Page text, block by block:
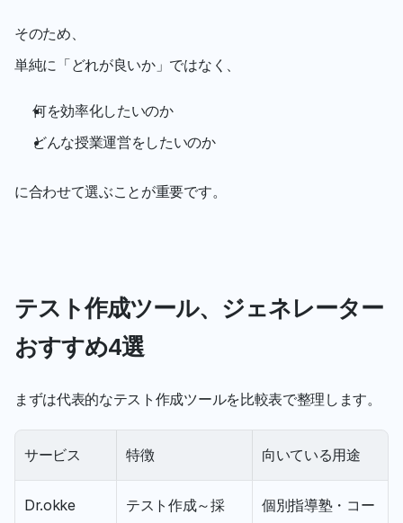
そのため、
単純に「どれが良いか」ではなく、
何を効率化したいのか
どんな授業運営をしたいのか
に合わせて選ぶことが重要です。
テスト作成ツール、ジェネレーター
おすすめ4選
まずは代表的なテスト作成ツールを比較表で整理します。
サービス 特徴 向いている用途
Dr.okke
テスト作成～採
個別指導塾・コー